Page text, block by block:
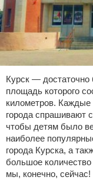
Курск —
площадь которого
километров. Каждые
города спрашивают
чтобы детям было
наиболее
города Курска, а
большое
мы, конечно, сейчас!